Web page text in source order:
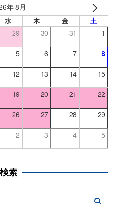
年 8月
水 木 金 土
29 30 31 1
5 6 7 8
12 13 14 15
19 20 21 22
26 27 28 29
2 3 4 5
検索